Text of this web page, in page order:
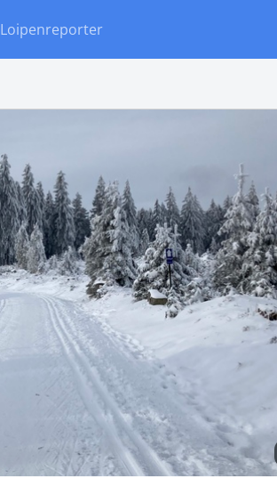
Loipenreporter